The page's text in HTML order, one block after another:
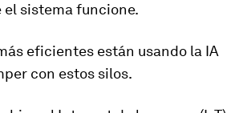
el sistema funcione.
eficientes están usando la IA
con estos silos.